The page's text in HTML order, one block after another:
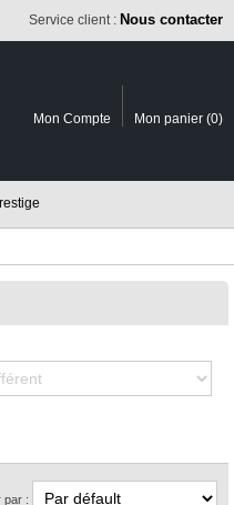
Service client : Nous contacter
Mon Compte Mon panier (0)
par :